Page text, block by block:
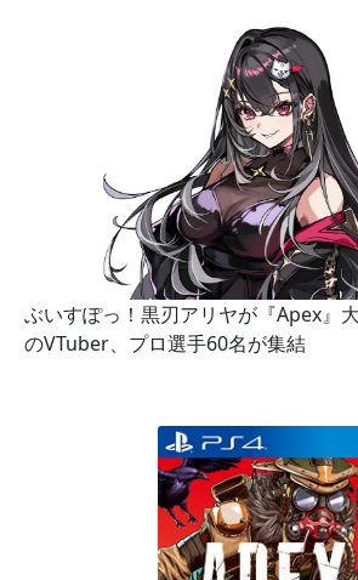
ぶいすぽっ！黒刃アリヤが『Apex
のVTuber、プロ選手60名が集結